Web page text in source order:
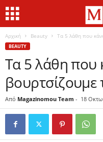
Αρχική Beauty Τα 5 λάθη που
BEAUTY
Τα 5 λάθη που
βουρτσίζουμε
Από Magazinomou Team - 18